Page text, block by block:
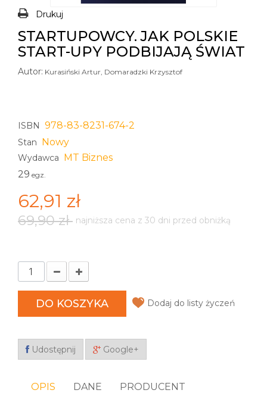
Drukuj
STARTUPOWCY. JAK POLSKIE
START-UPY PODBIJAJĄ ŚWIAT
Autor: Kurasiński Artur, Domaradzki Krzysztof
ISBN 978-83-8231-674-2
Stan Nowy
Wydawca MT Biznes
29 egz.
62,91 zł
69,90 zł najniższa cena z 30 dni przed obniżką
DO KOSZYKA Dodaj do listy życzeń
Udostępnij Google+
OPIS DANE PRODUCENT